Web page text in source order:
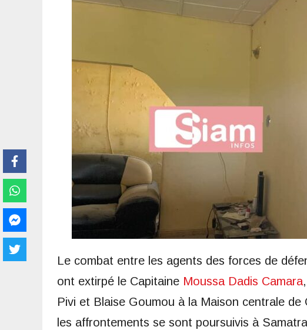
Le combat entre les agents des forces de
ont extirpé le Capitaine Moussa Dadis Camara
Pivi et Blaise Goumou à la Maison centrale
les affrontements se sont poursuivis à